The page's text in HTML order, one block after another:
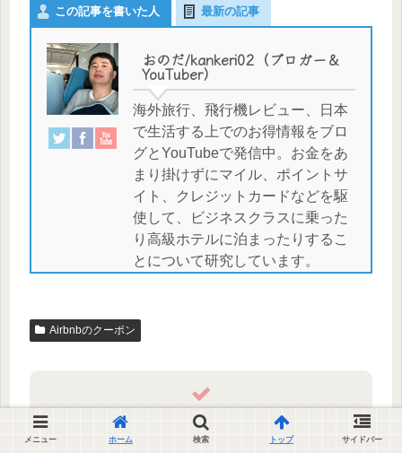
この記事を書いた人 最新の記事
おのだ/kankeri02（ブロガー＆
YouTuber）
海外旅行、飛行機レビュー、日本
で生活する上でのお得情報をブロ
グとYouTubeで発信中。お金をあ
まり掛けずにマイル、ポイントサ
イト、クレジットカードなどを駆
使して、ビジネスクラスに乗った
り高級ホテルに泊まったりするこ
とについて研究しています。
Airbnbのクーポン
シェアする
メニュー ホーム 検索 トップ サイドバー